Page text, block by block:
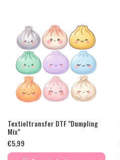
Textieltransfer DTF "Dumpling
Mix"
€5,99